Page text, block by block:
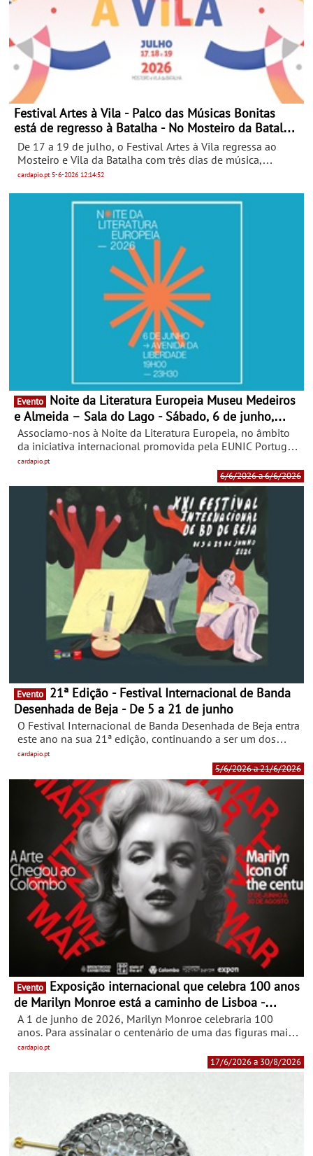
Festival Artes à Vila - Palco das Músicas Bonitas
está de regresso à Batalha - No Mosteiro da Batalha
de 17 a 19 de Julho
De 17 a 19 de julho, o Festival Artes à Vila regressa ao
Mosteiro e Vila da Batalha com três dias de música,
encontros e descoberta. Num território onde a história se
contemporânea: artistas que cruzam tradição e presente,
novas linguagens que dialogam com raízes antigas. Mais
do que um cartaz, o Artes à Vila é um espaço de
proximidade, entre público, artistas e lugar.
cardapio.pt5-6-2026 12:14:52
Evento
e Almeida – Sala do Lago - Sábado, 6 de junho,
19h-23h30 com entrada livre
Associamo-nos à Noite da Literatura Europeia, no âmbito
da iniciativa internacional promovida pela EUNIC Portugal
(European Union National Institutes for Culture), integrada
nas Festas de Lisboa. Ao longo da noite de 6 de junho,
entre as 19h e as 23h30, apresentam-se leituras
encenadas com a duração aproximada de 10 a 15 minutos,
repetidas de meia em meia hora, permitindo ao público
circular entre os diversos espaços participantes na zona da
Avenida da Liberdade.
cardapio.pt
6/6/2026 a 6/6/2026
Evento
Desenhada de Beja - De 5 a 21 de junho
O Festival Internacional de Banda Desenhada de Beja entra
este ano na sua 21ª edição, continuando a ser um dos
eventos mais marcantes do país no que à 9ª Arte diz
cardapio.pt
5/6/2026 a 21/6/2026
Evento
de Marilyn Monroe está a caminho de Lisboa -
“Marilyn: Icon of the Century” chega à Praça Central
do Colombo a 17 de junho
A 1 de junho de 2026, Marilyn Monroe celebraria 100
anos. Para assinalar o centenário de uma das figuras mais
icónicas da cultura pop mundial, o Colombo vai receber, a
partir de 17 de junho, “Marilyn: Icon of the Century”, uma
exposição internacional inédita em Portugal. Integrada no
cardapio.pt
17/6/2026 a 30/8/2026